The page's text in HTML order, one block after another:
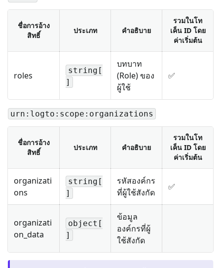
ชื่อการอ้าง
สิทธิ์
ประเภท คำอธิบาย
รวมในโท
เค็น ID โดย
ค่าเริ่มต้น
roles
string[
]
บทบาท
(Role) ของ
ผู้ใช้
✅
urn:logto:scope:organizations
ชื่อการอ้าง
สิทธิ์
ประเภท คำอธิบาย
รวมในโท
เค็น ID โดย
ค่าเริ่มต้น
organizati
ons
string[
]
รหัสองค์กร
ที่ผู้ใช้สังกัด
✅
organizati
on_data
object[
]
ข้อมูล
องค์กรที่ผู้
ใช้สังกัด